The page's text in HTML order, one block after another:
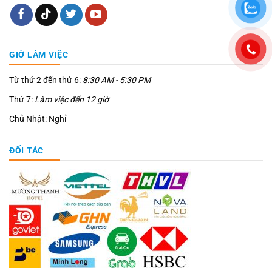
GIỜ LÀM VIỆC
Từ thứ 2 đến thứ 6: 8:30 AM - 5:30 PM
Thứ 7: Làm việc đến 12 giờ
Chủ Nhật: Nghỉ
ĐỐI TÁC